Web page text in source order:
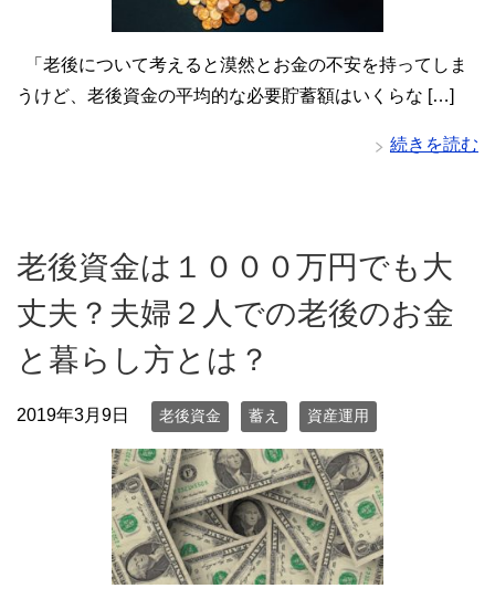
「老後について考えると漠然とお金の不安を持ってしま
うけど、老後資金の平均的な必要貯蓄額はいくらな […]
続きを読む
老後資金は１０００万円でも大
丈夫？夫婦２人での老後のお金
と暮らし方とは？
2019年3月9日 老後資金 蓄え 資産運用